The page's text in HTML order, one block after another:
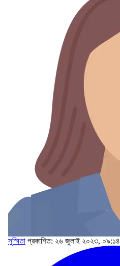
সুস্মিতা প্রকাশিত: ২৬ জুলাই ২০২৩, ০৯:১৪